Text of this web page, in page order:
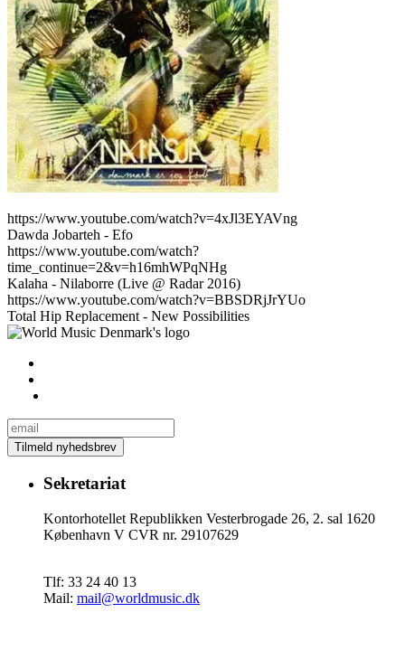
https://www.youtube.com/watch?v=4xJl3EYAVng
Dawda Jobarteh - Efo
https://www.youtube.com/watch?
time_continue=2&v=h16mhWPqNHg
Kalaha - Nilaborre (Live @ Radar 2016)
https://www.youtube.com/watch?v=BBSDRjJrYUo
Total Hip Replacement - New Possibilities
Sekretariat
Kontorhotellet Republikken Vesterbrogade 26, 2. sal 1620
København V CVR nr. 29107629
Tlf: 33 24 40 13
Mail: mail@worldmusic.dk